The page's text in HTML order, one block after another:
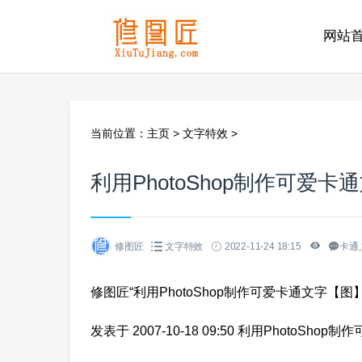
网站
当前位置： 主页 > 文字特效 >
利用PhotoShop制作可爱卡
修图匠 文字特效 2022-11-24 18:15 卡通
修图匠“利用PhotoShop制作可爱卡通文字【图
发表于 2007-10-18 09:50 利用PhotoShop制